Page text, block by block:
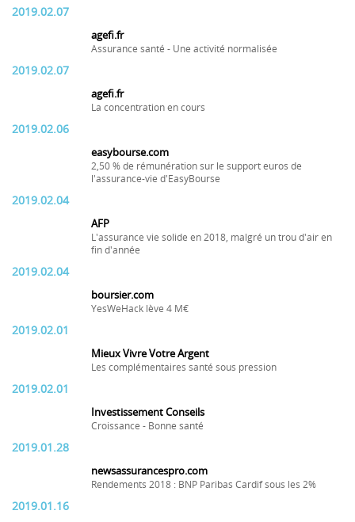
2019.02.07
agefi.fr
Assurance santé - Une activité normalisée
2019.02.07
agefi.fr
La concentration en cours
2019.02.06
easybourse.com
2,50 % de rémunération sur le support euros de
l'assurance-vie d'EasyBourse
2019.02.04
AFP
L'assurance vie solide en 2018, malgré un trou d'air en
fin d'année
2019.02.04
boursier.com
YesWeHack lève 4 M€
2019.02.01
Mieux Vivre Votre Argent
Les complémentaires santé sous pression
2019.02.01
Investissement Conseils
Croissance - Bonne santé
2019.01.28
newsassurancespro.com
Rendements 2018 : BNP Paribas Cardif sous les 2%
2019.01.16